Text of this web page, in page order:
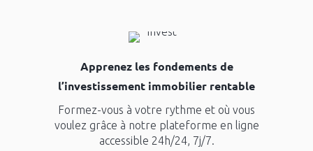
Apprenez les fondements de
l’investissement immobilier rentable
Formez-vous à votre rythme et où vous
voulez grâce à notre plateforme en ligne
accessible 24h/24, 7j/7.